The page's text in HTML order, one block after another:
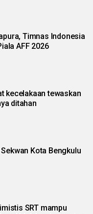
Timnas Indonesia
AFF 2026
kecelakaan tewaskan
ditahan
Kota Bengkulu
SRT mampu